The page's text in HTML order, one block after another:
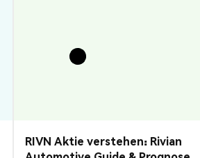
RIVN Aktie verstehen: Rivian